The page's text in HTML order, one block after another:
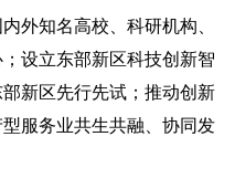
外知名高校、科研机构、
设立东部新区科技创新智
新区先行先试；推动创新
服务业共生共融、协同发